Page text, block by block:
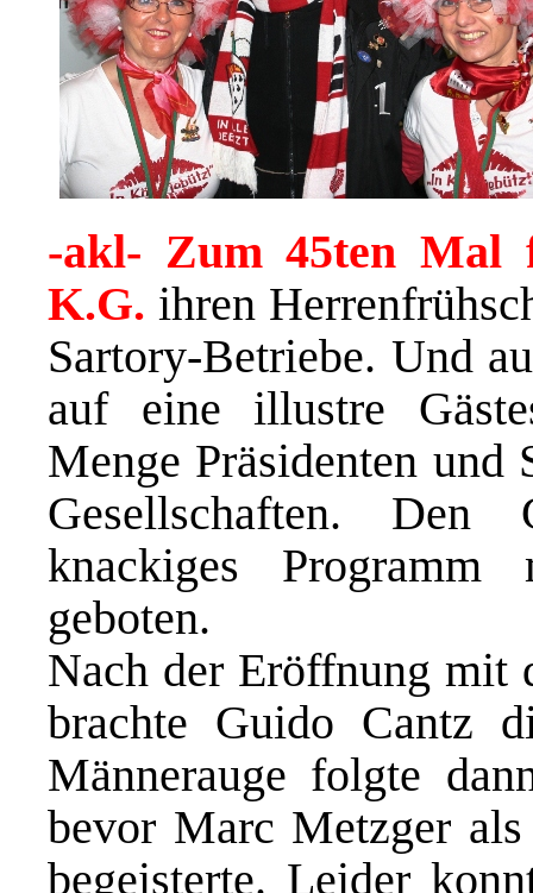
-akl- Zum 45ten Mal
K.G. ihren
Sartory-Betriebe. Und
auf eine illustre
Menge Präsidenten und
Gesellschaften.
knackiges Programm
geboten.
Nach der Eröffnung mit
brachte Guido Cantz
Männerauge folgte
bevor Marc Metzger
begeisterte. Leider